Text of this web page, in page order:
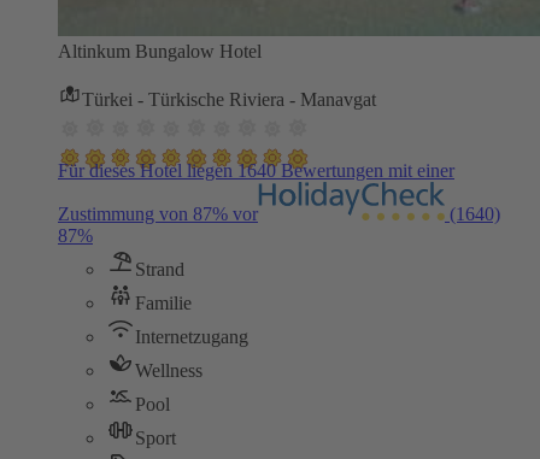
Altinkum Bungalow Hotel
Türkei - Türkische Riviera - Manavgat
Für dieses Hotel liegen 1640 Bewertungen mit einer
Zustimmung von 87% vor
(1640)
87%
Strand
Familie
Internetzugang
Wellness
Pool
Sport